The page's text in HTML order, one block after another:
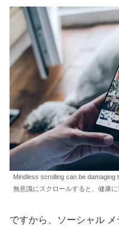
Mindless scrolling can be damaging
無意識にスクロールすると、健康
ですから、ソーシャル メ